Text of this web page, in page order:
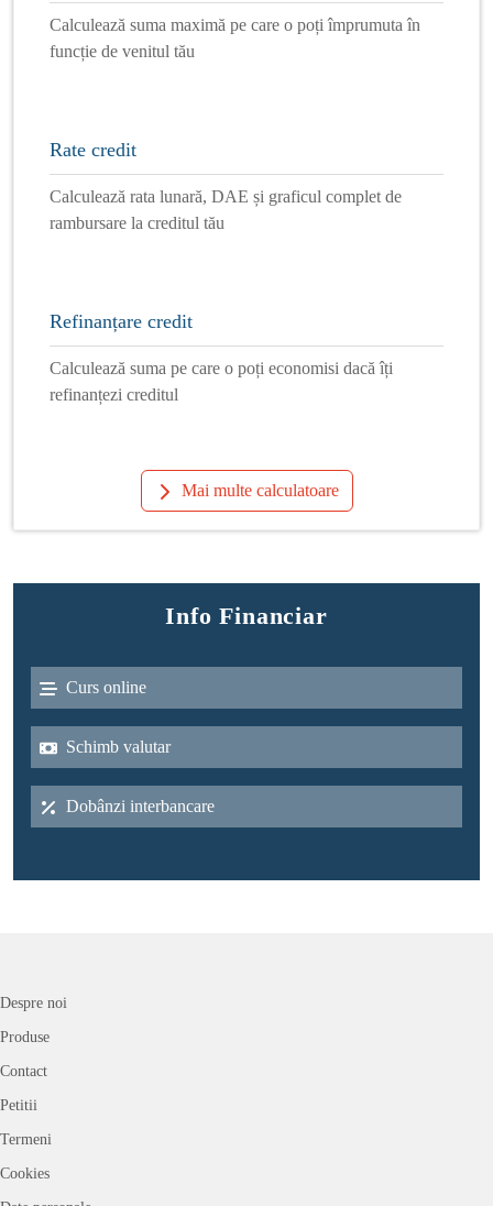
Calculează suma maximă pe care o poți împrumuta în
funcție de venitul tău
Rate credit
Calculează rata lunară, DAE și graficul complet de
rambursare la creditul tău
Refinanțare credit
Calculează suma pe care o poți economisi dacă îți
refinanțezi creditul
Mai multe calculatoare
Info Financiar
Curs online
Schimb valutar
Dobânzi interbancare
Despre noi
Produse
Contact
Petitii
Termeni
Cookies